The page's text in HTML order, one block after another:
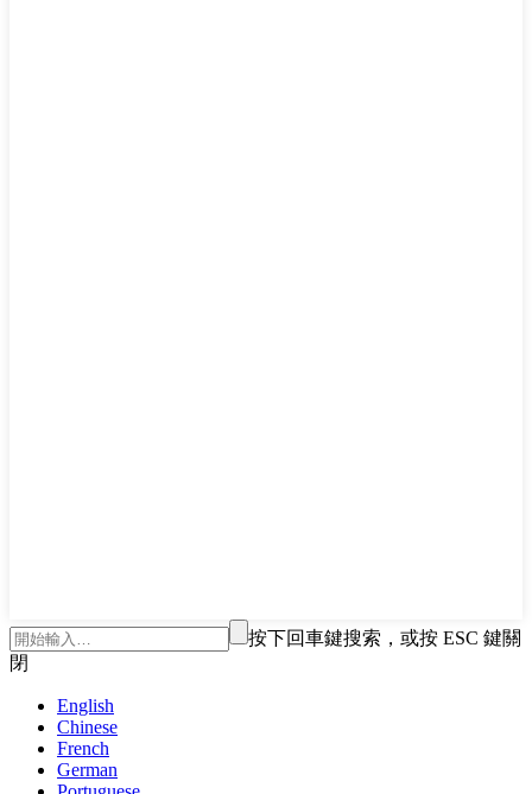
按下回車鍵搜索，或按 ESC 鍵關
閉
English
Chinese
French
German